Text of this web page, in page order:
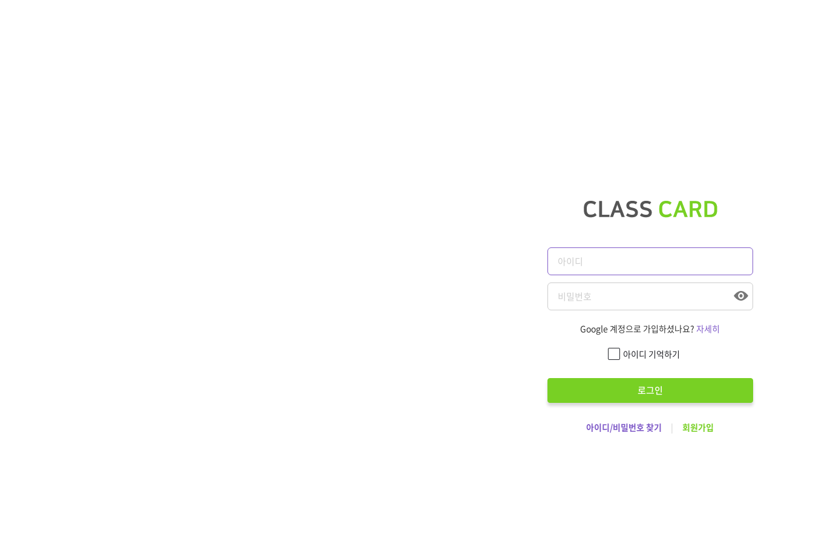
Google 계정으로 가입하셨나요?자세히
아이디 기억하기
로그인
아이디/비밀번호 찾기 | 회원가입